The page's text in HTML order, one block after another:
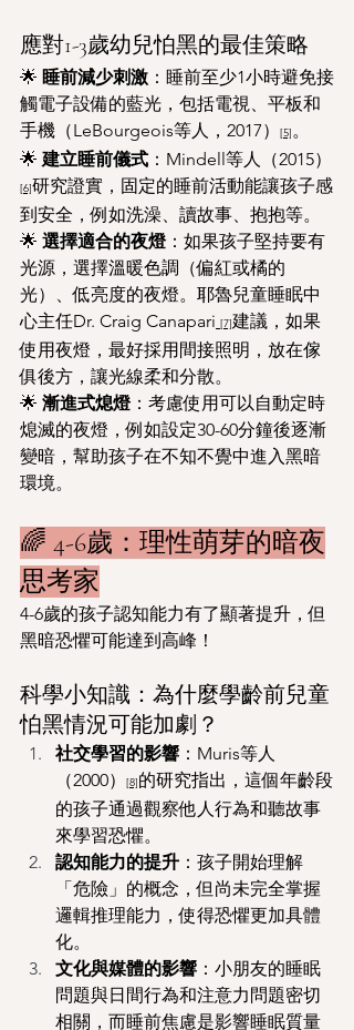
應對1-3歲幼兒怕黑的最佳策略
🌟 睡前減少刺激 ：睡前至少1小時避免接
觸電子設備的藍光，包括電視、平板和
手機（LeBourgeois等人，2017）
[5]。
🌟 建立睡前儀式 ：Mindell等人（2015）
[6]研究證實，固定的睡前活動能讓孩子感
到安全，例如洗澡、讀故事、抱抱等。
🌟 選擇適合的夜燈：如果孩子堅持要有
光源，選擇溫暖色調（偏紅或橘的
光）、低亮度的夜燈。耶魯兒童睡眠中
心主任Dr. Craig Canapari [7]建議，如果
使用夜燈，最好採用間接照明，放在傢
俱後方，讓光線柔和分散。
🌟 漸進式熄燈：考慮使用可以自動定時
熄滅的夜燈，例如設定30-60分鐘後逐漸
變暗，幫助孩子在不知不覺中進入黑暗
環境。
🌈 4-6歲：理性萌芽的暗夜
思考家
4-6歲的孩子認知能力有了顯著提升，但
黑暗恐懼可能達到高峰！
科學小知識：為什麼學齡前兒童
怕黑情況可能加劇？
社交學習的影響 ：Muris等人
（2000）
[8]的研究指出，這個年齡段
的孩子通過觀察他人行為和聽故事
來學習恐懼。
認知能力的提升 ：孩子開始理解
「危險」的概念，但尚未完全掌握
邏輯推理能力，使得恐懼更加具體
化。
文化與媒體的影響 ：小朋友的睡眠
問題與日間行為和注意力問題密切
相關，而睡前焦慮是影響睡眠質量